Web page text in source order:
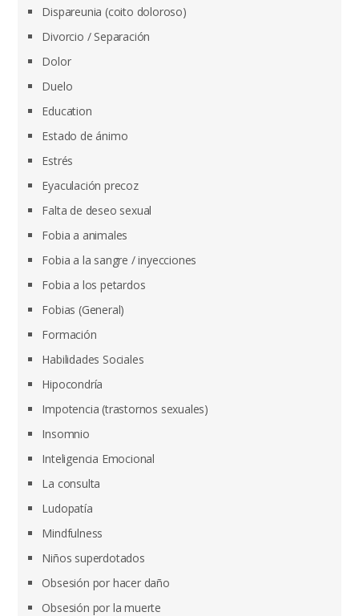
Dispareunia (coito doloroso)
Divorcio / Separación
Dolor
Duelo
Education
Estado de ánimo
Estrés
Eyaculación precoz
Falta de deseo sexual
Fobia a animales
Fobia a la sangre / inyecciones
Fobia a los petardos
Fobias (General)
Formación
Habilidades Sociales
Hipocondría
Impotencia (trastornos sexuales)
Insomnio
Inteligencia Emocional
La consulta
Ludopatía
Mindfulness
Niños superdotados
Obsesión por hacer daño
Obsesión por la muerte